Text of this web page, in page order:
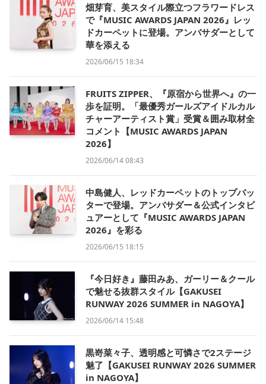
畑芽育、美スタイル際立つフラワードレス
で『MUSIC AWARDS JAPAN 2026』レッ
ドカーペットに登場。アンバサダーとして
華を添える
2026/06/15 18:34
FRUITS ZIPPER、『原宿から世界へ』の一
歩を証明。「最優秀ガールズアイドルカル
チャーアーティスト賞」受賞＆囲み取材全
コメント【MUSIC AWARDS JAPAN
2026】
2026/06/14 08:43
中島健人、レッドカーペットのトップバッ
ターで登場。アンバサダー＆公式インタビ
ュアーとして『MUSIC AWARDS JAPAN
2026』を彩る
2026/06/15 18:15
『今日好き』藤田みあ、ガーリー＆クール
で魅せる抜群スタイル【GAKUSEI
RUNWAY 2026 SUMMER in NAGOYA】
2026/06/14 15:48
黒嵜菜々子、透明感と可憐さで2ステージ
魅了【GAKUSEI RUNWAY 2026 SUMMER
in NAGOYA】